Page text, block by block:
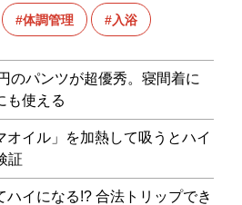
体調管理 入浴
のパンツが超優秀。寝間着に
も使える
オイル」を加熱して吸うとハイ
証
ハイになる!? 合法トリップでき